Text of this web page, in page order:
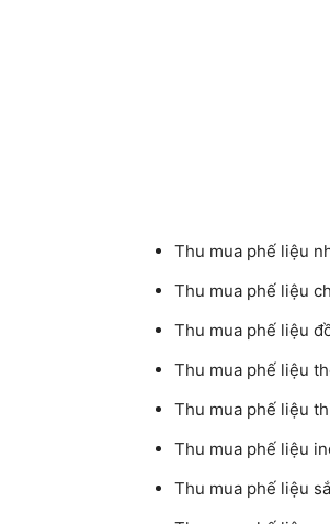
Thu mua phế liệu
Thu mua phế liệu
Thu mua phế liệu
Thu mua phế liệu
Thu mua phế liệu
Thu mua phế liệu
Thu mua phế liệu